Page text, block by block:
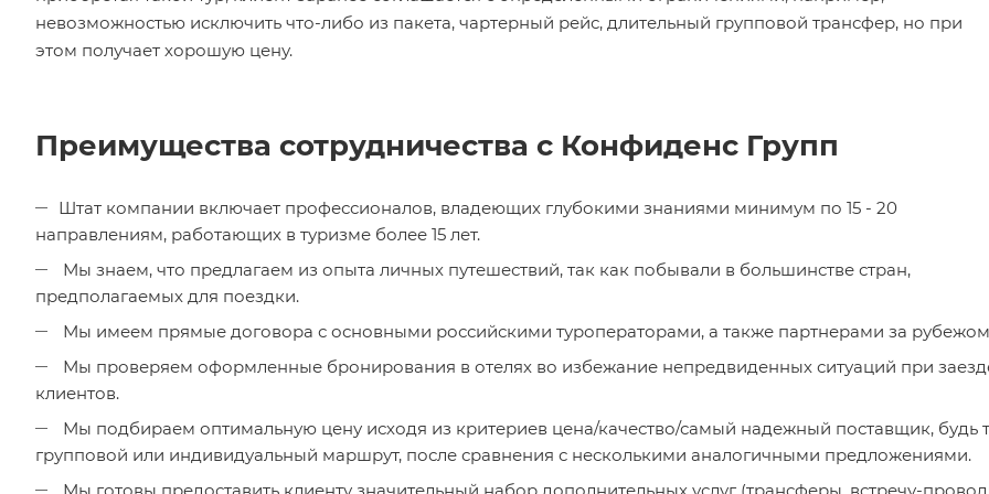
невозможностью исключить что-либо из пакета, чартерный рейс, длительный групповой трансфер, но при
этом получает хорошую цену.
Преимущества сотрудничества с Конфиденс Групп
Штат компании включает профессионалов, владеющих глубокими знаниями минимум по 15 - 20
направлениям, работающих в туризме более 15 лет.
Мы знаем, что предлагаем из опыта личных путешествий, так как побывали в большинстве стран,
предполагаемых для поездки.
Мы имеем прямые договора с основными российскими туроператорами, а также партнерами за рубежом
Мы проверяем оформленные бронирования в отелях во избежание непредвиденных ситуаций при
клиентов.
Мы подбираем оптимальную цену исходя из критериев цена/качество/самый надежный поставщик, будь
групповой или индивидуальный маршрут, после сравнения с несколькими аналогичными предложениями.